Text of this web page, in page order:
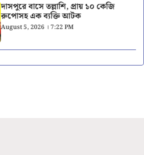
দাসপুরে বাসে তল্লাশি, প্রায় ১০ কেজি
রুপোসহ এক ব্যক্তি আটক
August 5, 2026 । 7:22 PM